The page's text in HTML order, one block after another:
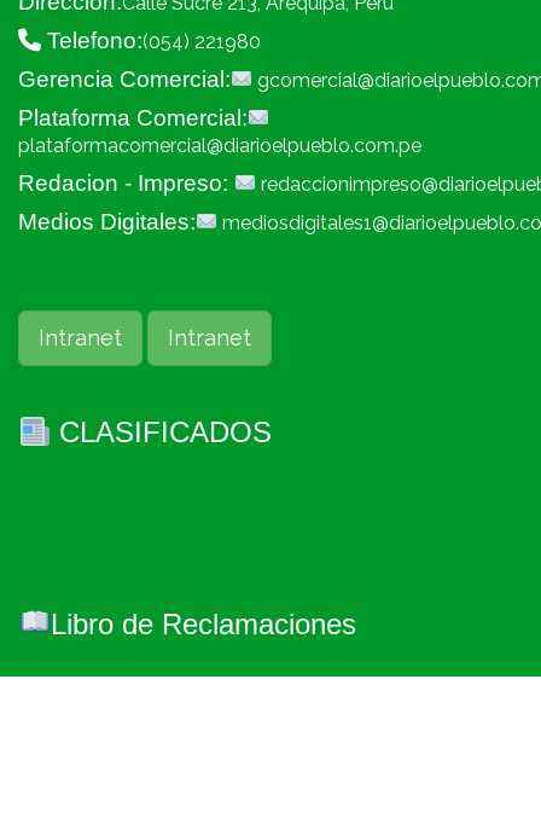
Telefono:(054) 221980
Gerencia Comercial:
Plataforma Comercial:
plataformacomercial@diarioelpueblo.com.pe
Redacion - Impreso:
Medios Digitales:
Intranet Intranet
CLASIFICADOS
Libro de Reclamaciones